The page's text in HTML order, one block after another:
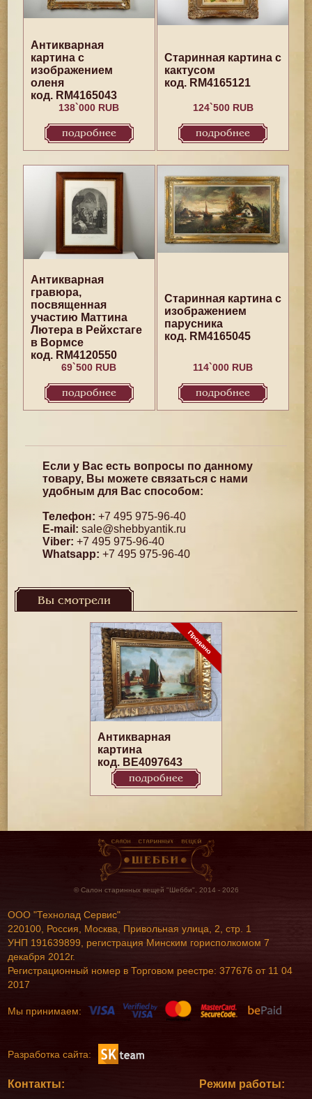
Антикварная
картина с
изображением
оленя
код. RM4165043
138`000 RUB
подробнее
Старинная картина с
кактусом
код. RM4165121
124`500 RUB
подробнее
Антикварная
гравюра,
посвященная
участию Маттина
Лютера в Рейхстаге
в Вормсе
код. RM4120550
69`500 RUB
подробнее
Старинная картина с
изображением
парусника
код. RM4165045
114`000 RUB
подробнее
Если у Вас есть вопросы по данному
товару, Вы можете связаться с нами
удобным для Вас способом:
Телефон: +7 495 975-96-40
E-mail: sale@shebbyantik.ru
Viber: +7 495 975-96-40
Whatsapp: +7 495 975-96-40
Вы смотрели
Антикварная
картина
код. BE4097643
подробнее
© Салон старинных вещей "Шебби", 2014 - 2026
ООО "Технолад Сервис"
220100, Россия, Москва, Привольная улица, 2, стр. 1
УНП 191639899, регистрация Минским горисполкомом 7
декабря 2012г.
Регистрационный номер в Торговом реестре: 377676 от 11 04
2017
Мы принимаем:
Разработка сайта:
Контакты: Режим работы: